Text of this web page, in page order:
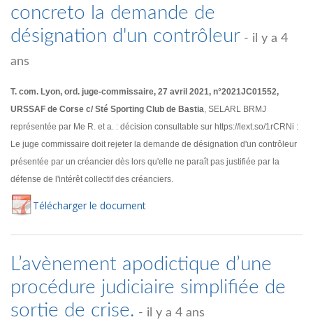
concreto la demande de
désignation d'un contrôleur - il y a 4
ans
T. com. Lyon, ord. juge-commissaire, 27 avril 2021, n°2021JC01552,
URSSAF de Corse c/ Sté Sporting Club de Bastia, SELARL BRMJ
représentée par Me R. et a. : décision consultable sur https://lext.so/1rCRNi :
Le juge commissaire doit rejeter la demande de désignation d'un contrôleur
présentée par un créancier dès lors qu'elle ne paraît pas justifiée par la
défense de l'intérêt collectif des créanciers.
Télécharger le document
L’avènement apodictique d’une
procédure judiciaire simplifiée de
sortie de crise. - il y a 4 ans